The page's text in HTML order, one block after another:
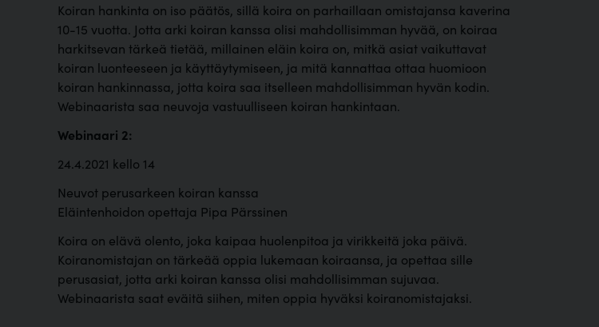
Koiran hankinta on iso päätös, sillä koira on parhaillaan omistajansa kaverina
10-15 vuotta. Jotta arki koiran kanssa olisi mahdollisimman hyvää, on koiraa
harkitsevan tärkeä tietää, millainen eläin koira on, mitkä asiat vaikuttavat
koiran luonteeseen ja käyttäytymiseen, ja mitä kannattaa ottaa huomioon
koiran hankinnassa, jotta koira saa itselleen mahdollisimman hyvän kodin.
Webinaarista saa neuvoja vastuulliseen koiran hankintaan.
Webinaari 2:
24.4.2021 kello 14
Neuvot perusarkeen koiran kanssa
Eläintenhoidon opettaja Pipa Pärssinen
Koira on elävä olento, joka kaipaa huolenpitoa ja virikkeitä joka päivä.
Koiranomistajan on tärkeää oppia lukemaan koiraansa, ja opettaa sille
perusasiat, jotta arki koiran kanssa olisi mahdollisimman sujuvaa.
Webinaarista saat eväitä siihen, miten oppia hyväksi koiranomistajaksi.